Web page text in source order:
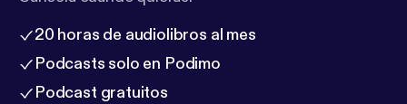
20 horas de audiolibros al mes
Podcasts solo en Podimo
Podcast gratuitos